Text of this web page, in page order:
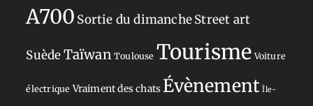
A700 Sortie du dimancheStreet art
SuèdeTaïwan Toulouse Tourisme Voiture
électrique Vraiment des chats Évènement Île-